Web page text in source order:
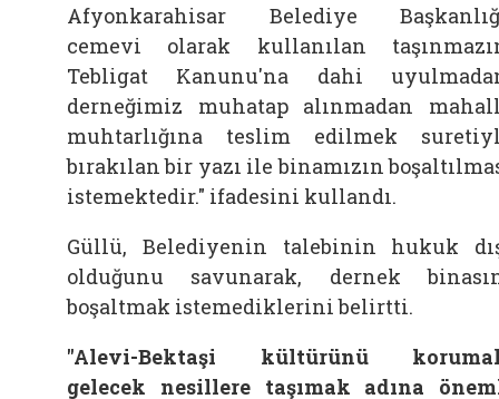
Afyonkarahisar Belediye
cemevi olarak kullanılan
Tebligat Kanunu'na dahi
derneğimiz muhatap alınmadan
muhtarlığına teslim edilmek
bırakılan bir yazı ile binamızın
istemektedir." ifadesini kullandı.
Güllü, Belediyenin talebinin hukuk
olduğunu savunarak, dernek
boşaltmak istemediklerini belirtti.
"Alevi-Bektaşi kültürünü
gelecek nesillere taşımak adına